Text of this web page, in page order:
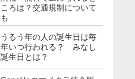
ころは？交通規制について
も
うるう年の人の誕生日は毎
年いつ行われる？ みなし
誕生日とは？